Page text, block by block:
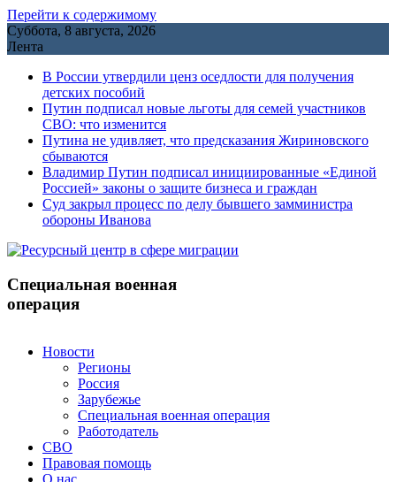
Перейти к содержимому
Суббота, 8 августа, 2026
Лента
В России утвердили ценз оседлости для получения
детских пособий
Путин подписал новые льготы для семей участников
СВО: что изменится
Путина не удивляет, что предсказания Жириновского
сбываются
Владимир Путин подписал инициированные «Единой
Россией» законы о защите бизнеса и граждан
Cуд закрыл процесс по делу бывшего замминистра
обороны Иванова
Специальная военная
операция
Новости
Регионы
Россия
Зарубежье
Специальная военная операция
Работодатель
СВО
Правовая помощь